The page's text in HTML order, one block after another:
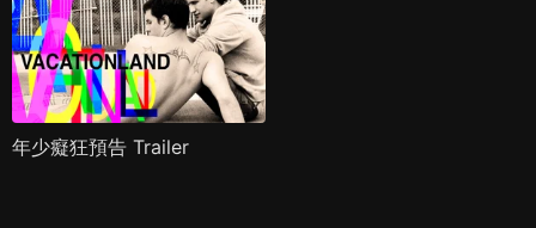
年少癡狂預告 Trailer